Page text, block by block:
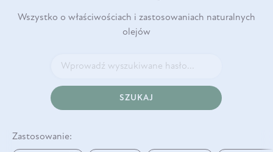
Wszystko o właściwościach i zastosowaniach naturalnych
olejów
SZUKAJ
Zastosowanie: